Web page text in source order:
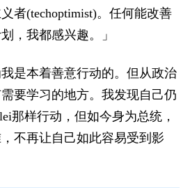
者(techoptimist)。任何能改善
，我都感兴趣。」
我是本着善意行动的。但从政治
要学习的地方。我发现自己仍
那样行动，但如今身为总统，
不再让自己如此容易受到影